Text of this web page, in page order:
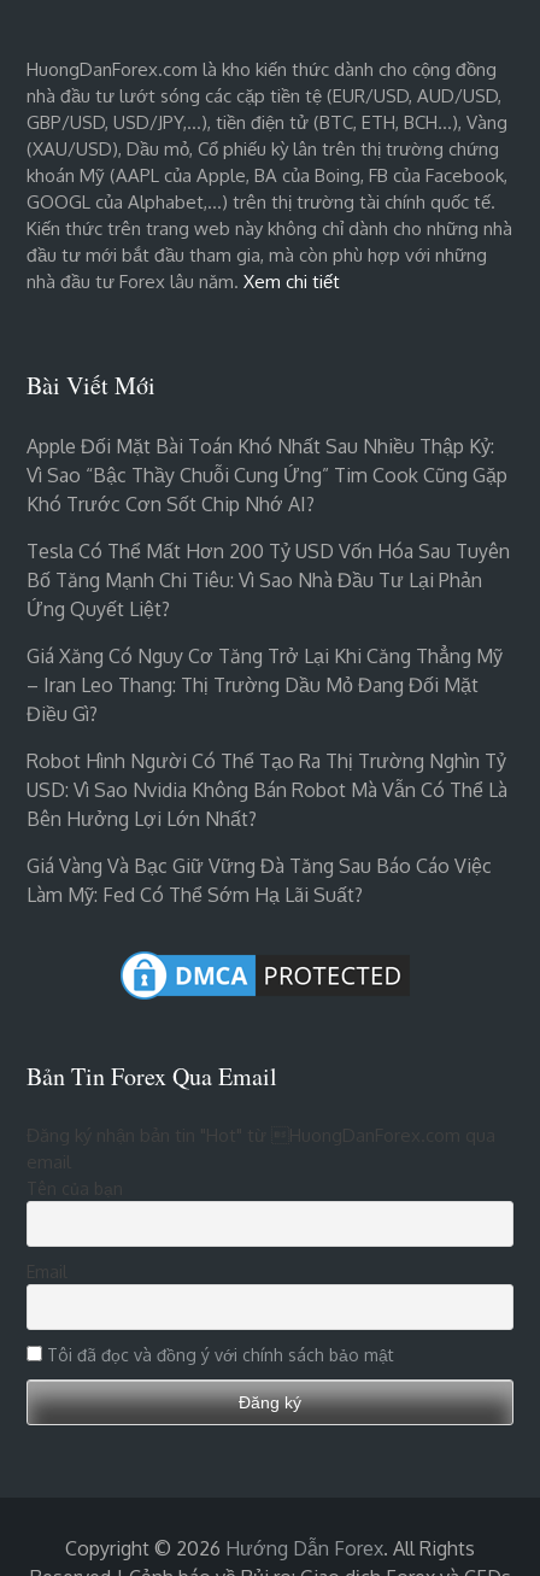
HuongDanForex.com là kho kiến thức dành cho cộng đồng
nhà đầu tư lướt sóng các cặp tiền tệ (EUR/USD, AUD/USD,
GBP/USD, USD/JPY,…), tiền điện tử (BTC, ETH, BCH…), Vàng
(XAU/USD), Dầu mỏ, Cổ phiếu kỳ lân trên thị trường chứng
khoán Mỹ (AAPL của Apple, BA của Boing, FB của Facebook,
GOOGL của Alphabet,…) trên thị trường tài chính quốc tế.
Kiến thức trên trang web này không chỉ dành cho những nhà
đầu tư mới bắt đầu tham gia, mà còn phù hợp với những
nhà đầu tư Forex lâu năm.Xem chi tiết
Bài Viết Mới
Apple Đối Mặt Bài Toán Khó Nhất Sau Nhiều Thập Kỷ:
Vì Sao “bậc Thầy Chuỗi Cung Ứng” Tim Cook Cũng Gặp
Khó Trước Cơn Sốt Chip Nhớ AI?
Tesla Có Thể Mất Hơn 200 Tỷ USD Vốn Hóa Sau Tuyên
Bố Tăng Mạnh Chi Tiêu: Vì Sao Nhà Đầu Tư Lại Phản
Ứng Quyết Liệt?
Giá Xăng Có Nguy Cơ Tăng Trở Lại Khi Căng Thẳng Mỹ
– Iran Leo Thang: Thị Trường Dầu Mỏ Đang Đối Mặt
Điều Gì?
Robot Hình Người Có Thể Tạo Ra Thị Trường Nghìn Tỷ
USD: Vì Sao Nvidia Không Bán Robot Mà Vẫn Có Thể Là
Bên Hưởng Lợi Lớn Nhất?
Giá Vàng Và Bạc Giữ Vững Đà Tăng Sau Báo Cáo Việc
Làm Mỹ: Fed Có Thể Sớm Hạ Lãi Suất?
Bản Tin Forex Qua Email
Đăng ký nhận bản tin "Hot" từ HuongDanForex.com qua
Tên của bạn
Tôi đã đọc và đồng ý với chính sách bảo mật
Copyright © 2026 Hướng Dẫn Forex. All Rights